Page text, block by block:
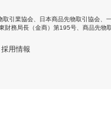
取引業協会 日本商品先物取引協会
財務局長（金商）第195号、商品先物
採用情報